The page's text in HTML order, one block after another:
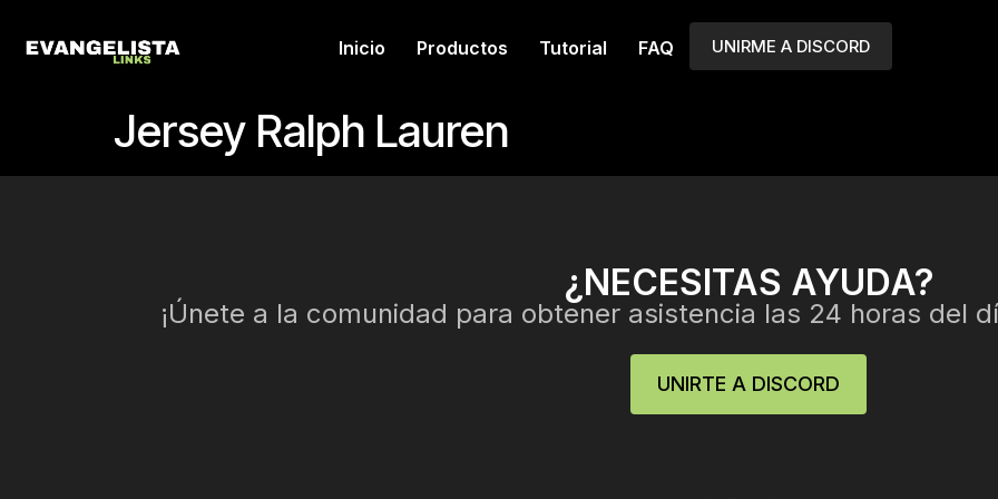
Inicio Productos Tutorial FAQ UNIRME A DISCORD
Jersey Ralph Lauren
¿NECESITAS AYUDA?
¡Únete a la comunidad para obtener asistencia las 24 horas del
UNIRTE A DISCORD